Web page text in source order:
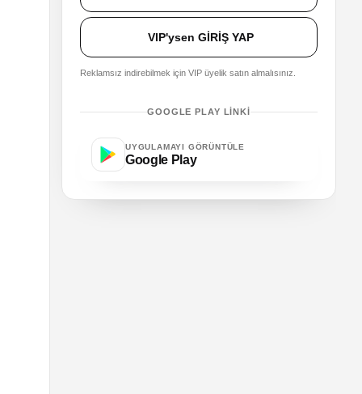
VIP'ysen GİRİŞ YAP
Reklamsız indirebilmek için VIP üyelik satın almalısınız.
GOOGLE PLAY LINKI
UYGULAMAYI GÖRÜNTÜLE
Google Play